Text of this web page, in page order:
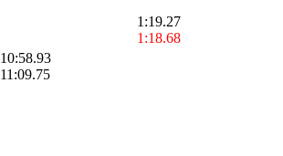
1:19.27
1:18.68
10:58.93
11:09.75